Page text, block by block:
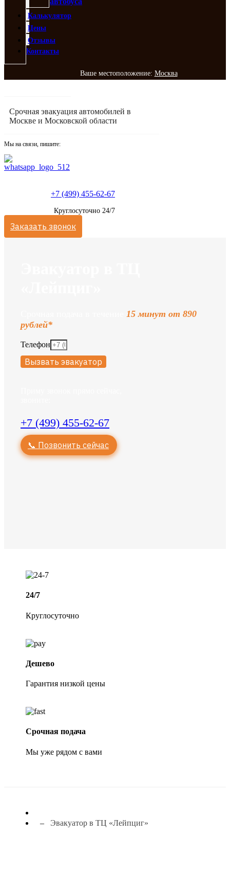
Калькулятор
Цены
Отзывы
Контакты
Ваше местоположение: Москва
Срочная эвакуация автомобилей в
Москве и Московской области
Мы на связи, пишите:
+7 (499) 455-62-67
Круглосуточно 24/7
Заказать звонок
15 минут от 890
рублей*
Телефон
Вызвать эвакуатор
+7 (499) 455-62-67
📞 Позвонить сейчас
24/7
Круглосуточно
Дешево
Гарантия низкой цены
Срочная подача
Мы уже рядом с вами
Эвакуатор в ТЦ «Лейпциг»